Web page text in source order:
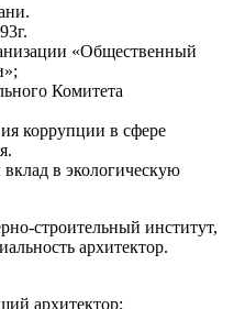
«Общественный
Комитета
коррупции в сфере
в экологическую
строительный институт,
архитектор.
архитектор;